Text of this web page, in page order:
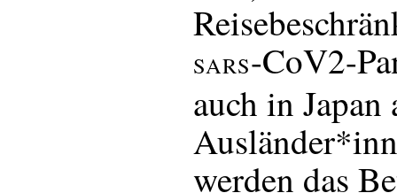
SARS-CoV2-
auch in Japan
werden das